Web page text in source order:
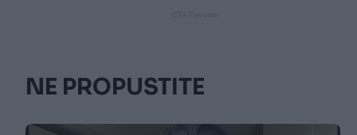
NE PROPUSTITE